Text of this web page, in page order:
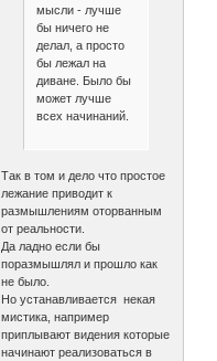
мысли - лучше
бы ничего не
делал, а просто
бы лежал на
диване. Было бы
может лучше
всех начинаний.
Так в том и дело что простое
лежание приводит к
размышлениям оторванным
от реальности.
Да ладно если бы
поразмышлял и прошло как
не было.
Но устанавливается некая
мистика, например
приплывают видения которые
начинают реализоваться в